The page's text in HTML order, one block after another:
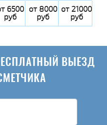
6500
руб
от 8000
руб
от 21000
руб
ВЫЕЗД